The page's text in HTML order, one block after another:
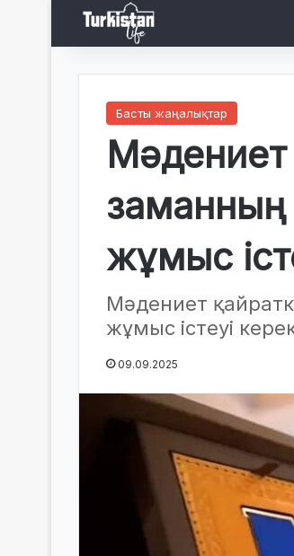
Басты жаңалықтар
Мәдениет
заманның
жұмыс
Мәдениет
жұмыс істеуі
09.09.2025